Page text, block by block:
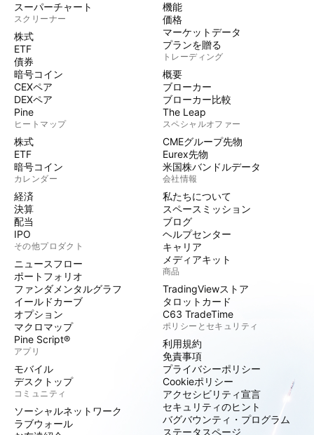
スーパーチャート
スクリーナー
株式
ETF
債券
暗号コイン
CEXペア
DEXペア
Pine
ヒートマップ
株式
ETF
暗号コイン
カレンダー
経済
決算
配当
IPO
その他プロダクト
ニュースフロー
ポートフォリオ
ファンダメンタルグラフ
イールドカーブ
オプション
マクロマップ
Pine Script®
アプリ
モバイル
デスクトップ
コミュニティ
ソーシャルネットワーク
ラブウォール
機能
価格
マーケットデータ
プランを贈る
トレーディング
概要
ブローカー
ブローカー比較
The Leap
スペシャルオファー
CMEグループ先物
Eurex先物
米国株バンドルデータ
会社情報
私たちについて
スペースミッション
ブログ
ヘルプセンター
キャリア
メディアキット
商品
TradingViewストア
タロットカード
C63 TradeTime
ポリシーとセキュリティ
利用規約
免責事項
プライバシーポリシー
Cookieポリシー
アクセシビリティ宣言
セキュリティのヒント
バグバウンティ・プログラム
ステータスページ